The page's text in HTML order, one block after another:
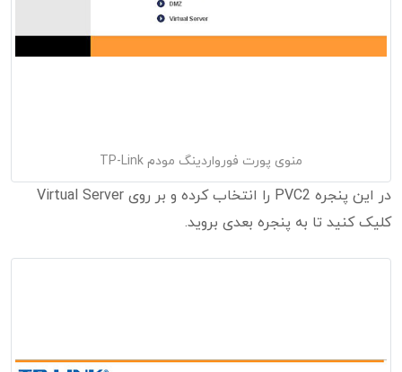
منوی پورت فورواردینگ مودم TP-Link
در این پنجره PVC2 را انتخاب کرده و بر روی Virtual Server
کلیک کنید تا به پنجره بعدی بروید.